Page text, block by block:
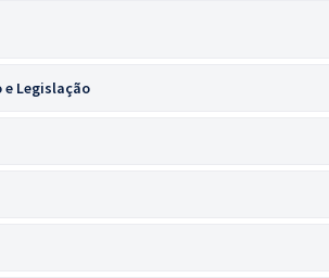
Legislação